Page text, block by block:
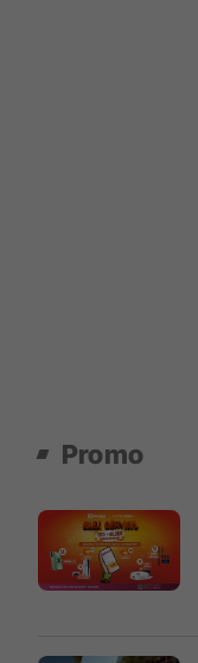
Promo